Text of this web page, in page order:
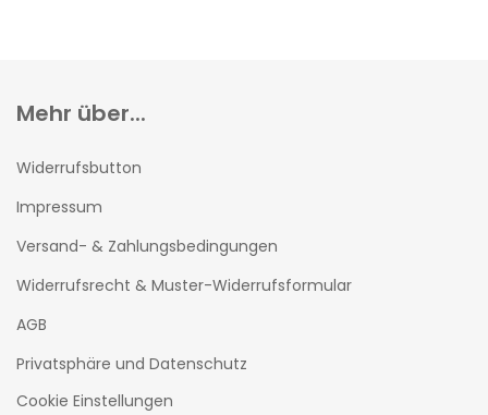
Mehr über...
Widerrufsbutton
Impressum
Versand- & Zahlungsbedingungen
Widerrufsrecht & Muster-Widerrufsformular
AGB
Privatsphäre und Datenschutz
Cookie Einstellungen